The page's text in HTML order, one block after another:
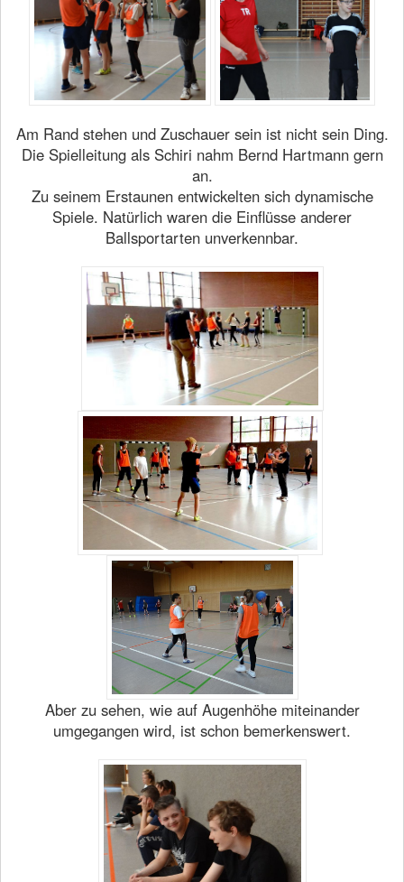
Am Rand stehen und Zuschauer sein ist nicht sein Ding.
Die Spielleitung als Schiri nahm Bernd Hartmann gern
an.
Zu seinem Erstaunen entwickelten sich dynamische
Spiele. Natürlich waren die Einflüsse anderer
Ballsportarten unverkennbar.
Aber zu sehen, wie auf Augenhöhe miteinander
umgegangen wird, ist schon bemerkenswert.